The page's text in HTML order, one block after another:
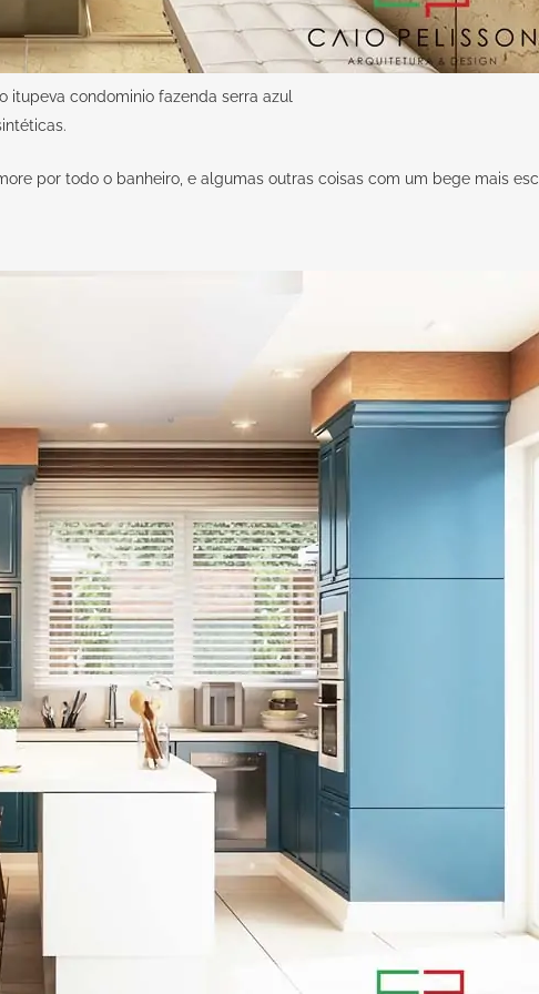
condominio fazenda serra azul
por todo o banheiro, e algumas outras coisas com um bege mais